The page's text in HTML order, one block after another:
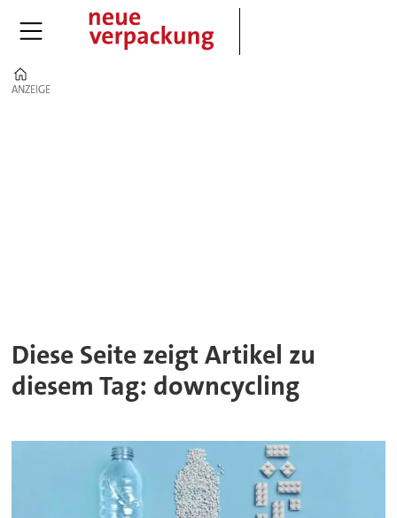
ANZEIGE
ANZEIGE
Diese Seite zeigt Artikel zu
diesem Tag: downcycling